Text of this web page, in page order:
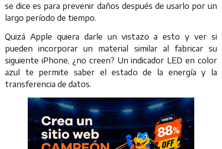
se dice es para prevenir daños después de usarlo por un
largo período de tiempo.
Quizá Apple quiera darle un vistazo a esto y ver si
pueden incorporar un material similar al fabricar su
siguiente iPhone, ¿no creen? Un indicador LED en color
azul te permite saber el estado de la energía y la
transferencia de datos.